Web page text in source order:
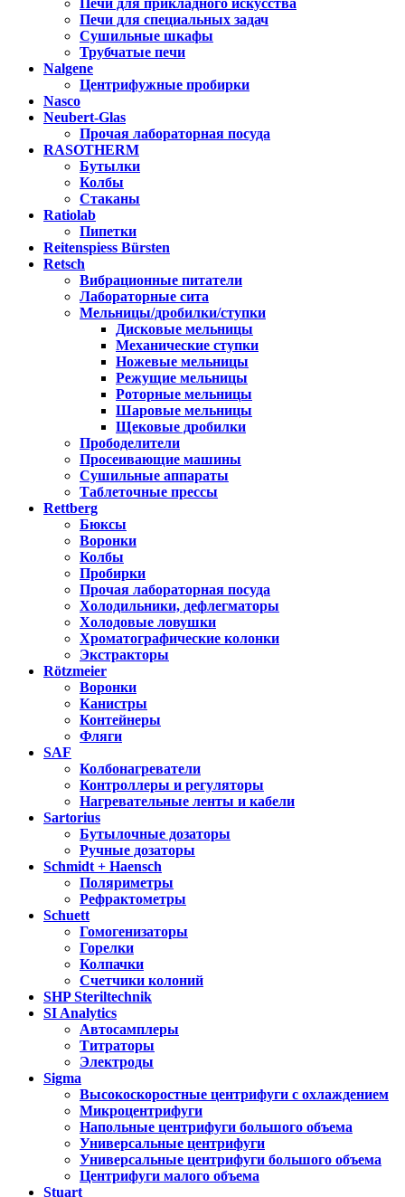
Печи для прикладного искусства
Печи для специальных задач
Сушильные шкафы
Трубчатые печи
Nalgene
Центрифужные пробирки
Nasco
Neubert-Glas
Прочая лабораторная посуда
RASOTHERM
Бутылки
Колбы
Стаканы
Ratiolab
Пипетки
Reitenspiess Bürsten
Retsch
Вибрационные питатели
Лабораторные сита
Мельницы/дробилки/ступки
Дисковые мельницы
Механические ступки
Ножевые мельницы
Режущие мельницы
Роторные мельницы
Шаровые мельницы
Щековые дробилки
Прободелители
Просеивающие машины
Сушильные аппараты
Таблеточные прессы
Rettberg
Бюксы
Воронки
Колбы
Пробирки
Прочая лабораторная посуда
Холодильники, дефлегматоры
Холодовые ловушки
Хроматографические колонки
Экстракторы
Rötzmeier
Воронки
Канистры
Контейнеры
Фляги
SAF
Колбонагреватели
Контроллеры и регуляторы
Нагревательные ленты и кабели
Sartorius
Бутылочные дозаторы
Ручные дозаторы
Schmidt + Haensch
Поляриметры
Рефрактометры
Schuett
Гомогенизаторы
Горелки
Колпачки
Счетчики колоний
SHP Steriltechnik
SI Analytics
Автосамплеры
Титраторы
Электроды
Sigma
Высокоскоростные центрифуги с охлаждением
Микроцентрифуги
Напольные центрифуги большого объема
Универсальные центрифуги
Универсальные центрифуги большого объема
Центрифуги малого объема
Stuart